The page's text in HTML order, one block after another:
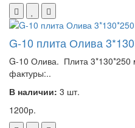
G-10 плита Олива
G-10 Олива. Плита
фактуры:..
В наличии: 3 шт.
1200р.